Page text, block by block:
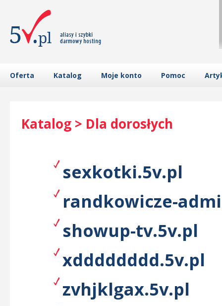
Oferta Katalog Moje konto Pomoc
Katalog > Dla dorosłych
sexkotki.5v.pl
randkowicze-
showup-tv.5v.pl
xdddddddd.5v.pl
zvhjklgax.5v.pl